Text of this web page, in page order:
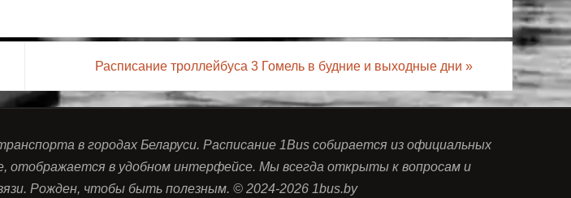
Расписание троллейбуса 3 Гомель в будние и выходные дни »
в городах Беларуси. Расписание 1Bus собирается из официальных
отображается в удобном интерфейсе. Мы всегда открыты к вопросам и
Рожден, чтобы быть полезным. © 2024-2026 1bus.by